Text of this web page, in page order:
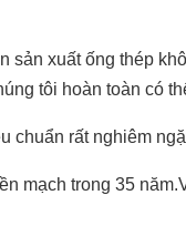
sản xuất ống thép
tôi hoàn toàn có
rất nghiêm
mạch trong 35